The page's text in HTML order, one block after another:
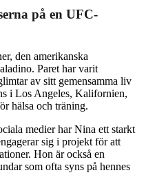
på en UFC-
den amerikanska
Paret har varit
av sitt gemensamma liv
i Los Angeles, Kalifornien,
hälsa och träning.
medier har Nina ett starkt
sig i projekt för att
Hon är också en
som ofta syns på hennes